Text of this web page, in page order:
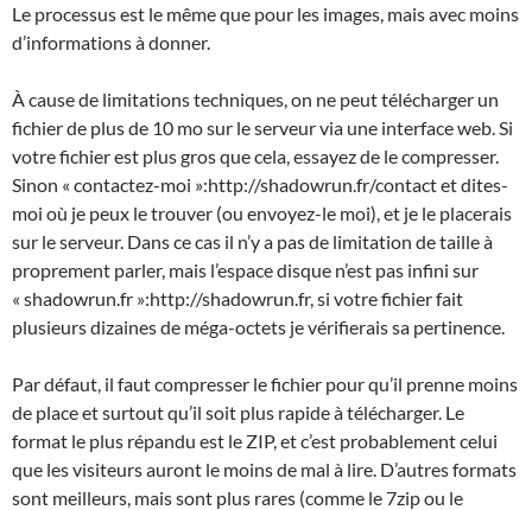
Le processus est le même que pour les images, mais avec moins
d’informations à donner.
À cause de limitations techniques, on ne peut télécharger un
fichier de plus de 10 mo sur le serveur via une interface web. Si
votre fichier est plus gros que cela, essayez de le compresser.
Sinon « contactez-moi »:http://shadowrun.fr/contact et dites-
moi où je peux le trouver (ou envoyez-le moi), et je le placerais
sur le serveur. Dans ce cas il n’y a pas de limitation de taille à
proprement parler, mais l’espace disque n’est pas infini sur
« shadowrun.fr »:http://shadowrun.fr, si votre fichier fait
plusieurs dizaines de méga-octets je vérifierais sa pertinence.
Par défaut, il faut compresser le fichier pour qu’il prenne moins
de place et surtout qu’il soit plus rapide à télécharger. Le
format le plus répandu est le ZIP, et c’est probablement celui
que les visiteurs auront le moins de mal à lire. D’autres formats
sont meilleurs, mais sont plus rares (comme le 7zip ou le